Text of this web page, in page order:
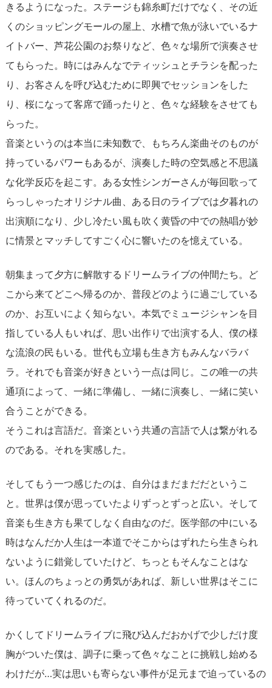
きるようになった。ステージも錦糸町だけでなく、その近
くのショッピングモールの屋上、水槽で魚が泳いでいるナ
イトバー、芦花公園のお祭りなど、色々な場所で演奏させ
てもらった。時にはみんなでティッシュとチラシを配った
り、お客さんを呼び込むために即興でセッションをした
り、桜になって客席で踊ったりと、色々な経験をさせても
らった。
音楽というのは本当に未知数で、もちろん楽曲そのものが
持っているパワーもあるが、演奏した時の空気感と不思議
な化学反応を起こす。ある女性シンガーさんが毎回歌って
らっしゃったオリジナル曲、ある日のライブでは夕暮れの
出演順になり、少し冷たい風も吹く黄昏の中での熱唱が妙
に情景とマッチしてすごく心に響いたのを憶えている。
朝集まって夕方に解散するドリームライブの仲間たち。ど
こから来てどこへ帰るのか、普段どのように過ごしている
のか、お互いによく知らない。本気でミュージシャンを目
指している人もいれば、思い出作りで出演する人、僕の様
な流浪の民もいる。世代も立場も生き方もみんなバラバ
ラ。それでも音楽が好きという一点は同じ。この唯一の共
通項によって、一緒に準備し、一緒に演奏し、一緒に笑い
合うことができる。
そうこれは言語だ。音楽という共通の言語で人は繋がれる
のである。それを実感した。
そしてもう一つ感じたのは、自分はまだまだだというこ
と。世界は僕が思っていたよりずっとずっと広い。そして
音楽も生き方も果てしなく自由なのだ。医学部の中にいる
時はなんだか人生は一本道でそこからはずれたら生きられ
ないように錯覚していたけど、ちっともそんなことはな
い。ほんのちょっとの勇気があれば、新しい世界はそこに
待っていてくれるのだ。
かくしてドリームライブに飛び込んだおかげで少しだけ度
胸がついた僕は、調子に乗って色々なことに挑戦し始める
わけだが…実は思いも寄らない事件が足元まで迫っているの